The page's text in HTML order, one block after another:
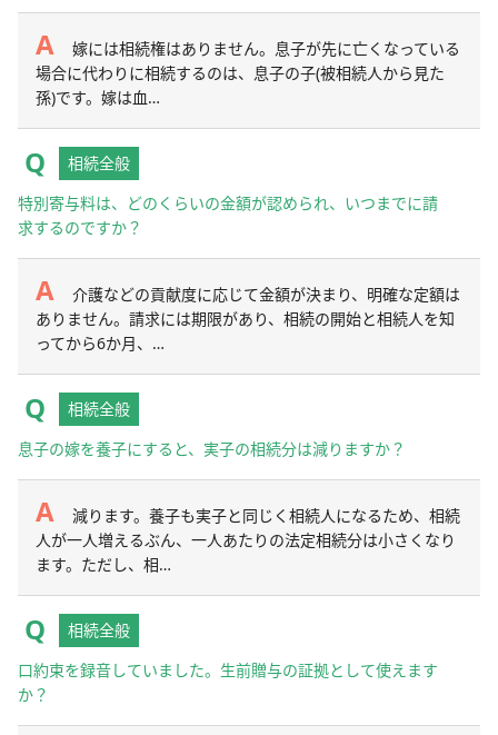
嫁には相続権はありません。息子が先に亡くなっている
場合に代わりに相続するのは、息子の子(被相続人から見た
孫)です。嫁は血…
相続全般
特別寄与料は、どのくらいの金額が認められ、いつまでに請
求するのですか？
介護などの貢献度に応じて金額が決まり、明確な定額は
ありません。請求には期限があり、相続の開始と相続人を知
ってから6か月、…
相続全般
息子の嫁を養子にすると、実子の相続分は減りますか？
減ります。養子も実子と同じく相続人になるため、相続
人が一人増えるぶん、一人あたりの法定相続分は小さくなり
ます。ただし、相…
相続全般
口約束を録音していました。生前贈与の証拠として使えます
か？